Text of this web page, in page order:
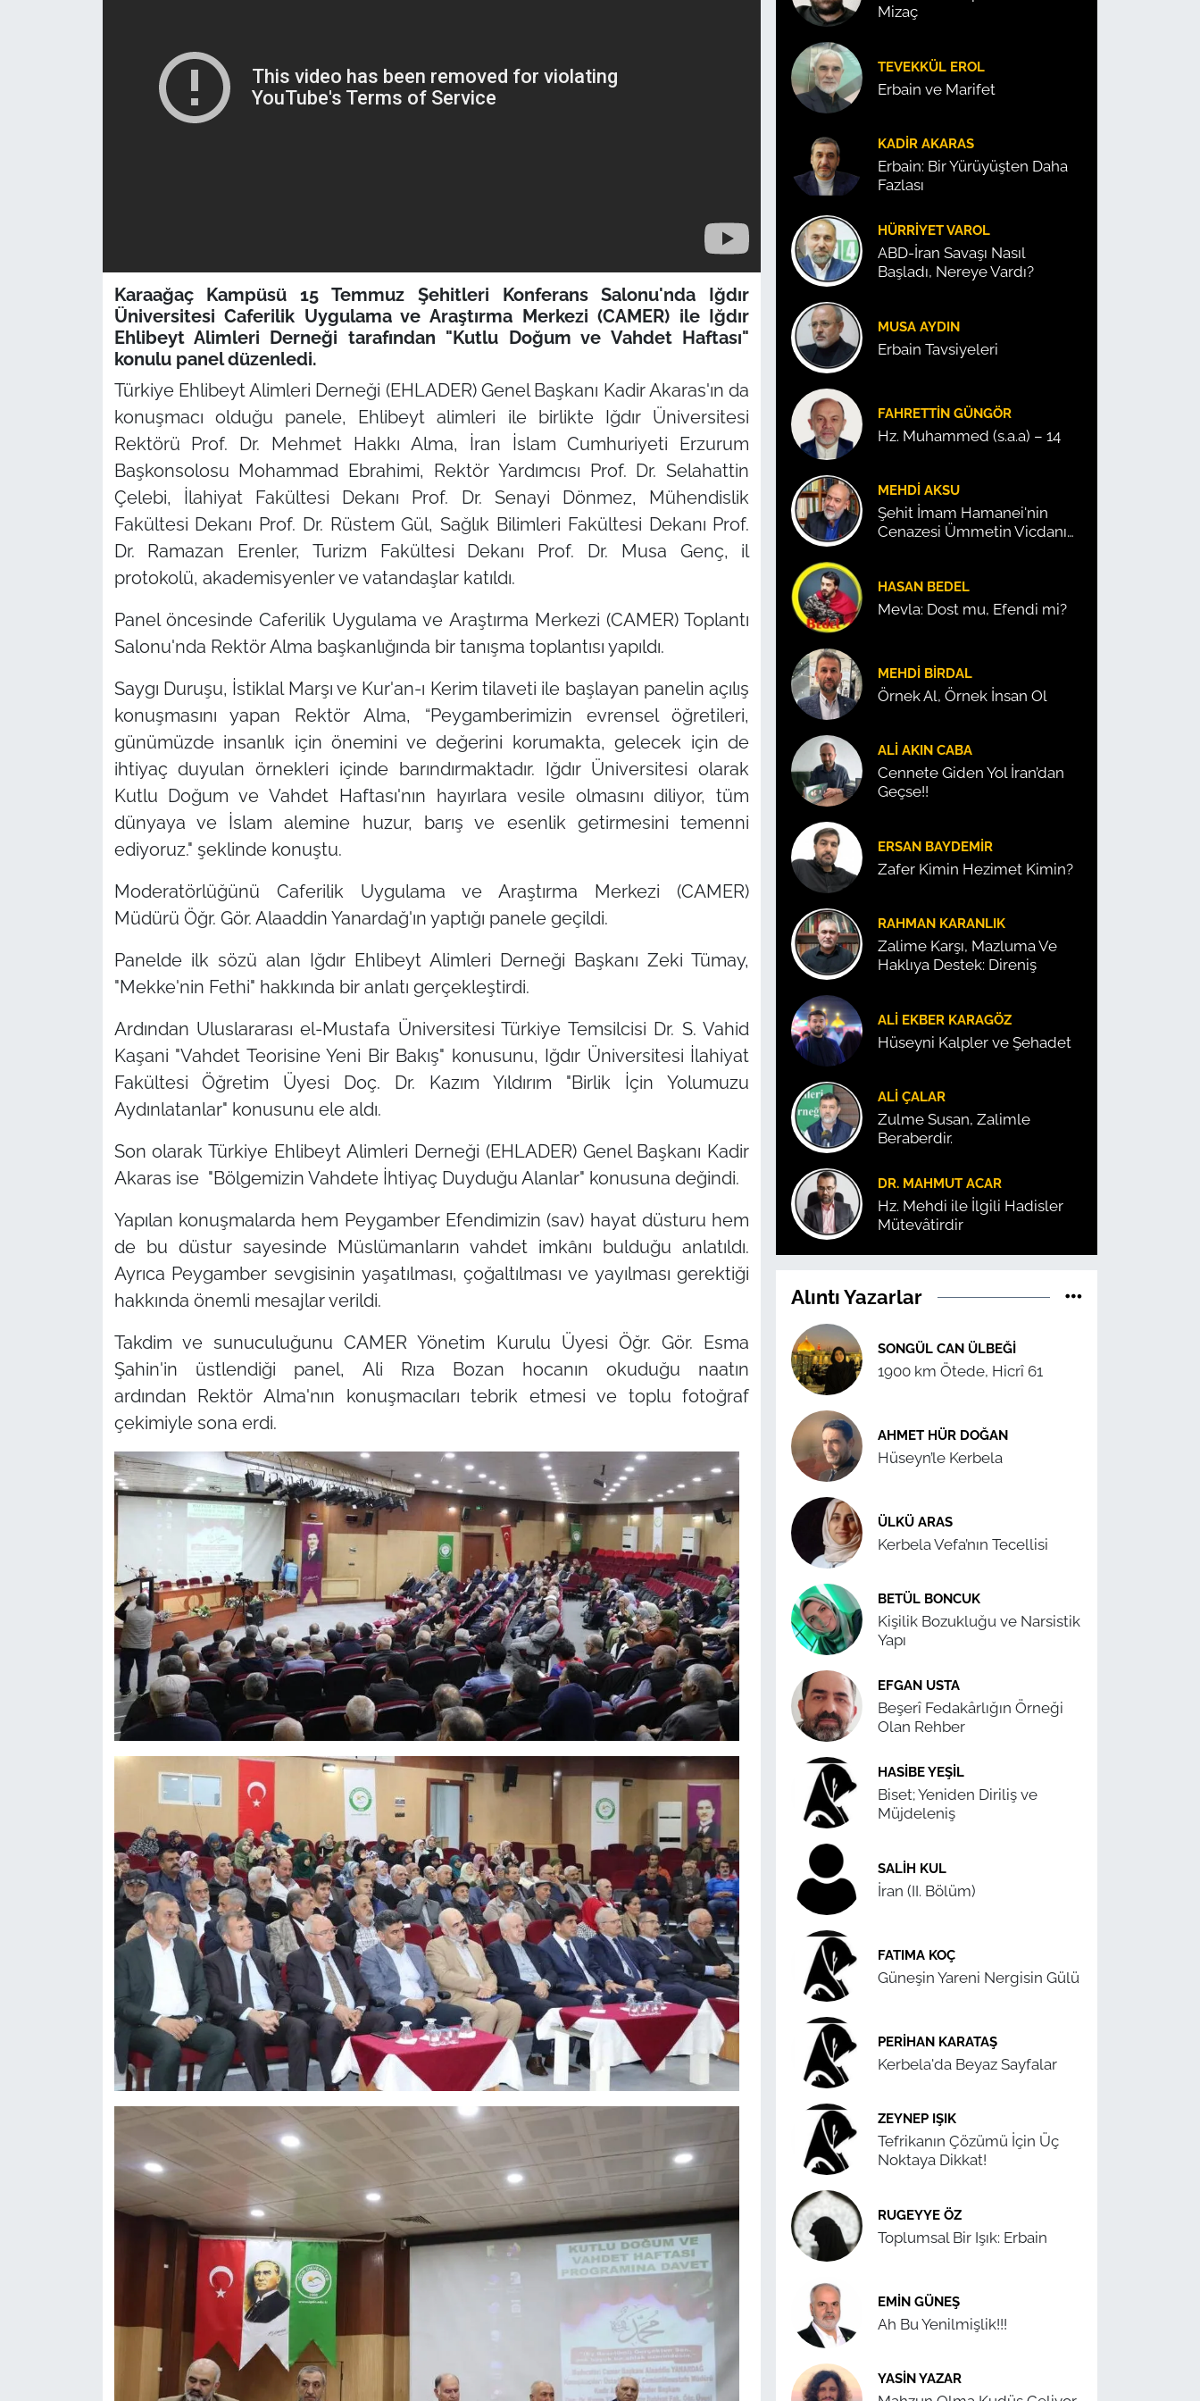
Karaağaç Kampüsü 15 Temmuz Şehitleri Konferans Salonu'nda Iğdır
Üniversitesi Caferilik Uygulama ve Araştırma Merkezi (CAMER) ile Iğdır
Ehlibeyt Alimleri Derneği tarafından "Kutlu Doğum ve Vahdet Haftası"
konulu panel düzenledi.
Türkiye Ehlibeyt Alimleri Derneği (EHLADER) Genel Başkanı Kadir Akaras'ın da
konuşmacı olduğu panele, Ehlibeyt alimleri ile birlikte Iğdır Üniversitesi
Rektörü Prof. Dr. Mehmet Hakkı Alma, İran İslam Cumhuriyeti Erzurum
Başkonsolosu Mohammad Ebrahimi, Rektör Yardımcısı Prof. Dr. Selahattin
Çelebi, İlahiyat Fakültesi Dekanı Prof. Dr. Senayi Dönmez, Mühendislik
Fakültesi Dekanı Prof. Dr. Rüstem Gül, Sağlık Bilimleri Fakültesi Dekanı Prof.
Dr. Ramazan Erenler, Turizm Fakültesi Dekanı Prof. Dr. Musa Genç, il
protokolü, akademisyenler ve vatandaşlar katıldı.
Panel öncesinde Caferilik Uygulama ve Araştırma Merkezi (CAMER) Toplantı
Salonu'nda Rektör Alma başkanlığında bir tanışma toplantısı yapıldı.
Saygı Duruşu, İstiklal Marşı ve Kur'an-ı Kerim tilaveti ile başlayan panelin açılış
konuşmasını yapan Rektör Alma, “Peygamberimizin evrensel öğretileri,
günümüzde insanlık için önemini ve değerini korumakta, gelecek için de
ihtiyaç duyulan örnekleri içinde barındırmaktadır. Iğdır Üniversitesi olarak
Kutlu Doğum ve Vahdet Haftası'nın hayırlara vesile olmasını diliyor, tüm
dünyaya ve İslam alemine huzur, barış ve esenlik getirmesini temenni
ediyoruz." şeklinde konuştu.
Moderatörlüğünü Caferilik Uygulama ve Araştırma Merkezi (CAMER)
Müdürü Öğr. Gör. Alaaddin Yanardağ'ın yaptığı panele geçildi.
Panelde ilk sözü alan Iğdır Ehlibeyt Alimleri Derneği Başkanı Zeki Tümay,
"Mekke'nin Fethi" hakkında bir anlatı gerçekleştirdi.
Ardından Uluslararası el-Mustafa Üniversitesi Türkiye Temsilcisi Dr. S. Vahid
Kaşani "Vahdet Teorisine Yeni Bir Bakış" konusunu, Iğdır Üniversitesi İlahiyat
Fakültesi Öğretim Üyesi Doç. Dr. Kazım Yıldırım "Birlik İçin Yolumuzu
Aydınlatanlar" konusunu ele aldı.
Son olarak Türkiye Ehlibeyt Alimleri Derneği (EHLADER) Genel Başkanı Kadir
Akaras ise "Bölgemizin Vahdete İhtiyaç Duyduğu Alanlar" konusuna değindi.
Yapılan konuşmalarda hem Peygamber Efendimizin (sav) hayat düsturu hem
de bu düstur sayesinde Müslümanların vahdet imkânı bulduğu anlatıldı.
Ayrıca Peygamber sevgisinin yaşatılması, çoğaltılması ve yayılması gerektiği
hakkında önemli mesajlar verildi.
Takdim ve sunuculuğunu CAMER Yönetim Kurulu Üyesi Öğr. Gör. Esma
Şahin'in üstlendiği panel, Ali Rıza Bozan hocanın okuduğu naatın
ardından Rektör Alma'nın konuşmacıları tebrik etmesi ve toplu fotoğraf
çekimiyle sona erdi.
Mizaç
TEVEKKÜL EROL
Erbain ve Marifet
KADIR AKARAS
Erbain: Bir Yürüyüşten Daha
Fazlası
HÜRRIYET VAROL
ABD-İran Savaşı Nasıl
Başladı, Nereye Vardı?
MUSA AYDIN
Erbain Tavsiyeleri
FAHRETTIN GÜNGÖR
Hz. Muhammed (s.a.a) – 14
MEHDI AKSU
Şehit İmam Hamanei'nin
Cenazesi Ümmetin Vicdanını
HASAN BEDEL
Mevla: Dost mu, Efendi mi?
MEHDI BIRDAL
Örnek Al, Örnek İnsan Ol
ALI AKIN CABA
Cennete Giden Yol İran’dan
Geçse!!
ERSAN BAYDEMIR
Zafer Kimin Hezimet Kimin?
RAHMAN KARANLIK
Zalime Karşı, Mazluma Ve
Haklıya Destek: Direniş
ALI EKBER KARAGÖZ
Hüseyni Kalpler ve Şehadet
ALI ÇALAR
Zulme Susan, Zalimle
Beraberdir.
DR. MAHMUT ACAR
Hz. Mehdi ile İlgili Hadisler
Mütevâtirdir
Alıntı Yazarlar
SONGÜL CAN ÜLBEĞI
1900 km Ötede, Hicrî 61
AHMET HÜR DOĞAN
Hüseyn’le Kerbela
ÜLKÜ ARAS
Kerbela Vefa’nın Tecellisi
BETÜL BONCUK
Kişilik Bozukluğu ve Narsistik
Yapı
EFGAN USTA
Beşerî Fedakârlığın Örneği
Olan Rehber
HASIBE YEŞIL
Biset; Yeniden Diriliş ve
Müjdeleniş
SALIH KUL
İran (II. Bölüm)
FATIMA KOÇ
Güneşin Yareni Nergisin Gülü
PERIHAN KARATAŞ
Kerbela'da Beyaz Sayfalar
ZEYNEP IŞIK
Tefrikanın Çözümü İçin Üç
Noktaya Dikkat!
RUGEYYE ÖZ
Toplumsal Bir Işık: Erbain
EMIN GÜNEŞ
Ah Bu Yenilmişlik!!!
YASIN YAZAR